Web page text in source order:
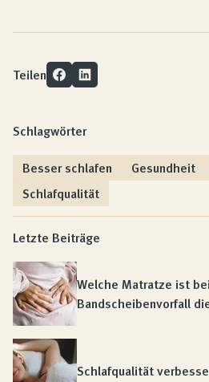
Teilen
Schlagwörter
Besser schlafen
Gesundheit
Schlafqualität
Letzte Beiträge
Welche Matratze ist
Bandscheibenvorfall
Schlafqualität